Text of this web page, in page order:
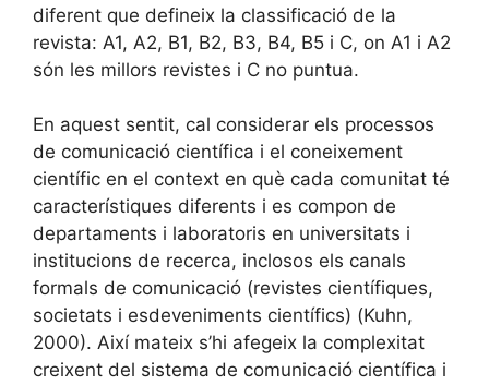
diferent que defineix la classificació de la
revista: A1, A2, B1, B2, B3, B4, B5 i C, on A1 i A2
són les millors revistes i C no puntua.
En aquest sentit, cal considerar els processos
de comunicació científica i el coneixement
científic en el context en què cada comunitat té
característiques diferents i es compon de
departaments i laboratoris en universitats i
institucions de recerca, inclosos els canals
formals de comunicació (revistes científiques,
societats i esdeveniments científics) (Kuhn,
2000). Així mateix s’hi afegeix la complexitat
creixent del sistema de comunicació científica i